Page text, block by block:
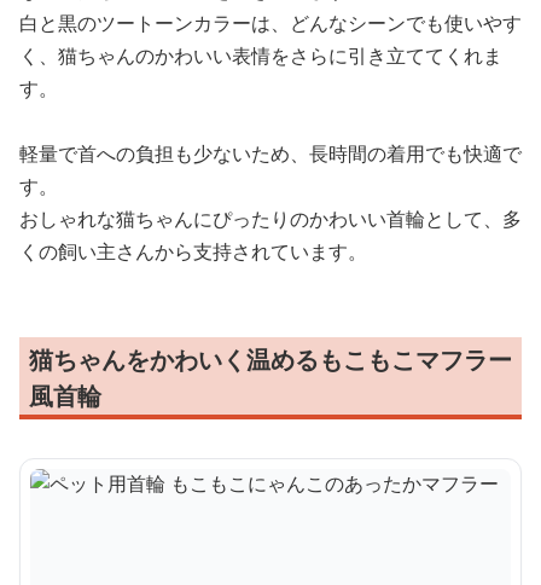
白と黒のツートーンカラーは、どんなシーンでも使いやす
く、猫ちゃんのかわいい表情をさらに引き立ててくれま
す。
軽量で首への負担も少ないため、長時間の着用でも快適で
す。
おしゃれな猫ちゃんにぴったりのかわいい首輪として、多
くの飼い主さんから支持されています。
猫ちゃんをかわいく温めるもこもこマフラー
風首輪